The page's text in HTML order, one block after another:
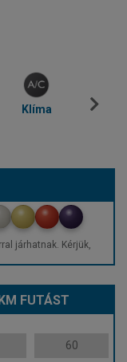
Klíma
járhatnak. Kérjük,
FUTÁST
60